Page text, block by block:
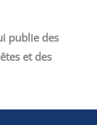
publie des
et des